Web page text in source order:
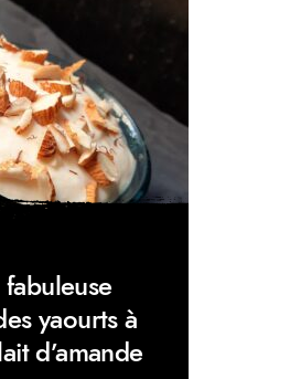
yaourts à
d’amande